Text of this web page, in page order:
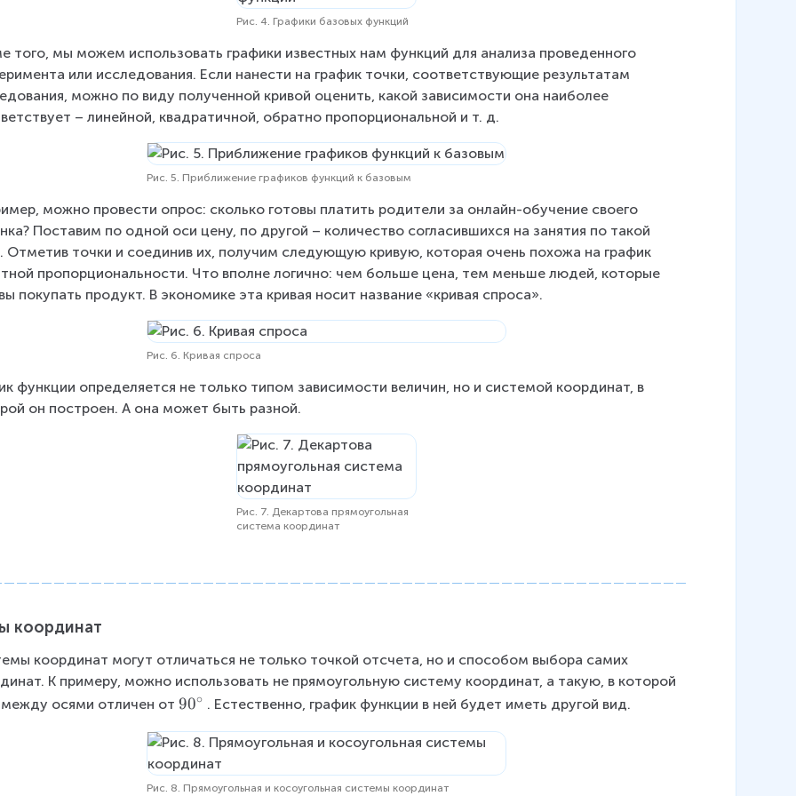
Рис. 4. Графики базовых функций
того, мы можем использовать графики известных нам функций для анализа проведенного
или исследования. Если нанести на график точки, соответствующие результатам
можно по виду полученной кривой оценить, какой зависимости она наиболее
– линейной, квадратичной, обратно пропорциональной и т. д.
Рис. 5. Приближение графиков функций к базовым
можно провести опрос: сколько готовы платить родители за онлайн-обучение своего
Поставим по одной оси цену, по другой – количество согласившихся на занятия по такой
Отметив точки и соединив их, получим следующую кривую, которая очень похожа на график
пропорциональности. Что вполне логично: чем больше цена, тем меньше людей, которые
покупать продукт. В экономике эта кривая носит название «кривая спроса».
Рис. 6. Кривая спроса
функции определяется не только типом зависимости величин, но и системой координат, в
он построен. А она может быть разной.
Рис. 7. Декартова прямоугольная
система координат
координат
координат могут отличаться не только точкой отсчета, но и способом выбора самих
К примеру, можно использовать не прямоугольную систему координат, а такую, в которой
между осями отличен от 9
^
{
\
90∘ . Естественно, график функции в ней будет иметь другой вид.
Рис. 8. Прямоугольная и косоугольная системы координат